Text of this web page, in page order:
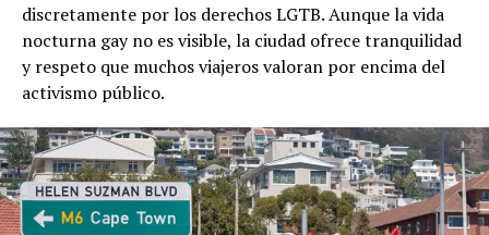
discretamente por los derechos LGTB. Aunque la vida
nocturna gay no es visible, la ciudad ofrece tranquilidad
y respeto que muchos viajeros valoran por encima del
activismo público.